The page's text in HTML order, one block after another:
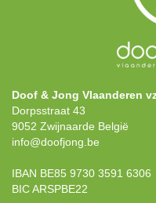
Doof & Jong Vlaanderen
Dorpsstraat 43
9052 Zwijnaarde België
info@doofjong.be
IBAN BE85 9730 3591 6306
BIC ARSPBE22